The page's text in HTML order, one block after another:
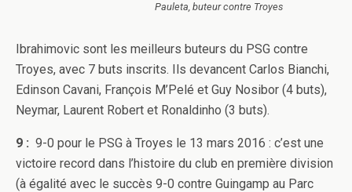
Pauleta, buteur contre Troyes
Ibrahimovic sont les meilleurs buteurs du PSG contre
Troyes, avec 7 buts inscrits. Ils devancent Carlos Bianchi,
Edinson Cavani, François M’Pelé et Guy Nosibor (4 buts),
Neymar, Laurent Robert et Ronaldinho (3 buts).
9 : 9-0 pour le PSG à Troyes le 13 mars 2016 : c’est une
victoire record dans l’histoire du club en première division
(à égalité avec le succès 9-0 contre Guingamp au Parc